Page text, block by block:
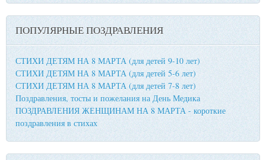
ПОПУЛЯРНЫЕ ПОЗДРАВЛЕНИЯ
СТИХИ ДЕТЯМ НА 8 МАРТА (для детей 9-10 лет)
СТИХИ ДЕТЯМ НА 8 МАРТА (для детей 5-6 лет)
СТИХИ ДЕТЯМ НА 8 МАРТА (для детей 7-8 лет)
Поздравления, тосты и пожелания на День Медика
ПОЗДРАВЛЕНИЯ ЖЕНЩИНАМ НА 8 МАРТА - короткие
поздравления в стихах